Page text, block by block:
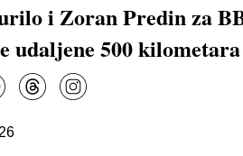
i Zoran Predin za
udaljene 500 kilometara